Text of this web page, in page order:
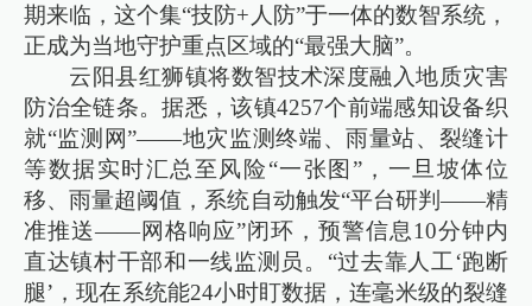
期来临，这个集“技防+人防”于一体的数智系统，
正成为当地守护重点区域的“最强大脑”。
云阳县红狮镇将数智技术深度融入地质灾害
防治全链条。据悉，该镇4257个前端感知设备织
就“监测网”——地灾监测终端、雨量站、裂缝计
等数据实时汇总至风险“一张图”，一旦坡体位
移、雨量超阈值，系统自动触发“平台研判——精
准推送——网格响应”闭环，预警信息10分钟内
直达镇村干部和一线监测员。“过去靠人工‘跑断
腿’，现在系统能24小时盯数据，连毫米级的裂缝